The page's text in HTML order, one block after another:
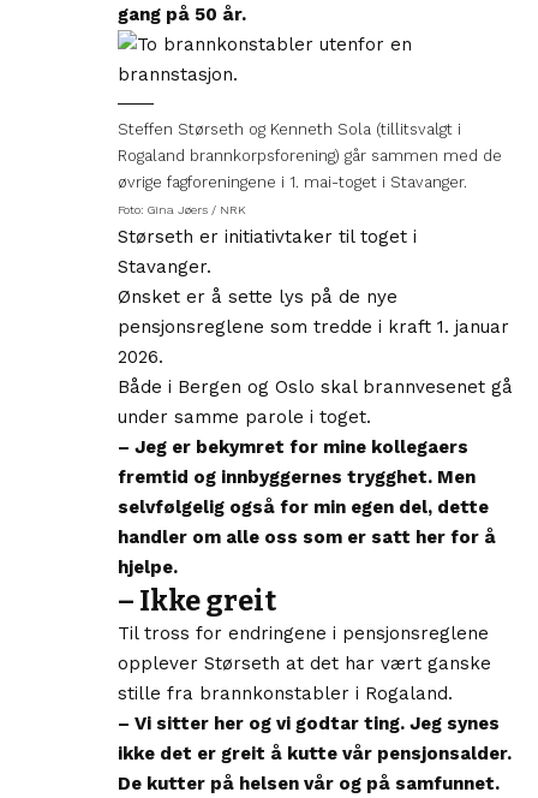
gang på 50 år.
Steffen Størseth og Kenneth Sola (tillitsvalgt i
Rogaland brannkorpsforening) går sammen med de
øvrige fagforeningene i 1. mai-toget i Stavanger.
Foto: Gina Jøers / NRK
Størseth er initiativtaker til toget i
Stavanger.
Ønsket er å sette lys på de nye
pensjonsreglene som tredde i kraft 1. januar
2026.
Både i Bergen og Oslo skal brannvesenet gå
under samme parole i toget.
– Jeg er bekymret for mine kollegaers
fremtid og innbyggernes trygghet. Men
selvfølgelig også for min egen del, dette
handler om alle oss som er satt her for å
hjelpe.
– Ikke greit
Til tross for endringene i pensjonsreglene
opplever Størseth at det har vært ganske
stille fra brannkonstabler i Rogaland.
– Vi sitter her og vi godtar ting. Jeg synes
ikke det er greit å kutte vår pensjonsalder.
De kutter på helsen vår og på samfunnet.